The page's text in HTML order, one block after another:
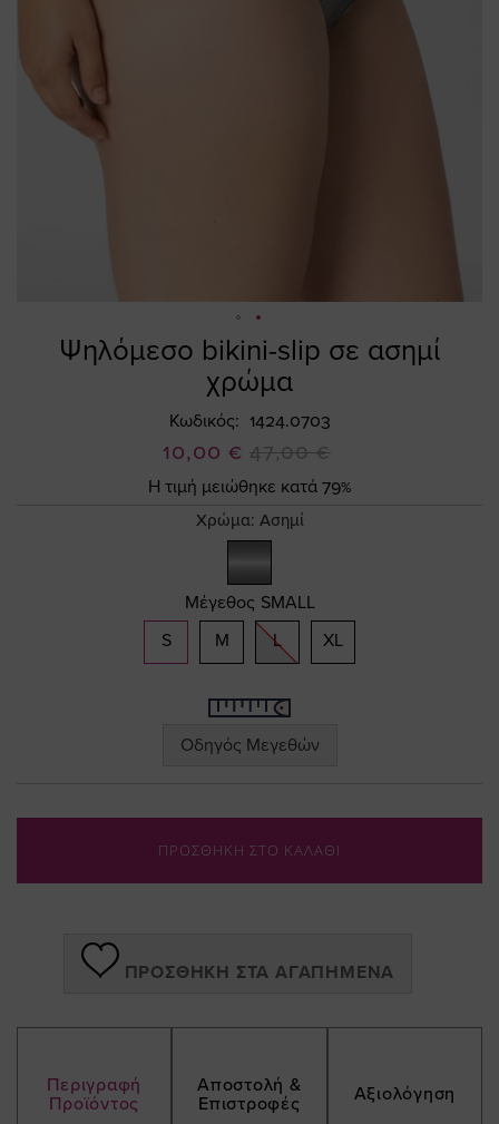
Ψηλόμεσο bikini-slip σε ασημί
χρώμα
Κωδικός 1424.0703
Ειδική
Τιμή
10,00 € 47,00 €
Η τιμή μειώθηκε κατά 79%
Χρώμα: Ασημί
Μέγεθος SMALL
S
M L XL
Οδηγός Μεγεθών
ΠΡΟΣΘΗΚΗ ΣΤΟ ΚΑΛΑΘΙ
ΠΡΟΣΘΉΚΗ ΣΤΑ ΑΓΑΠΗΜΈΝΑ
Περιγραφή
Προϊόντος
Αποστολή &
Επιστροφές
Αξιολόγηση